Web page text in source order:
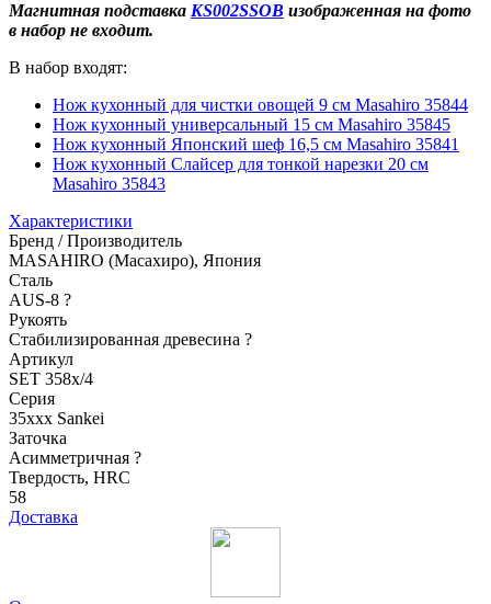
Магнитная подставка KS002SSOB изображенная на фото
в набор не входит.
В набор входят:
Нож кухонный для чистки овощей 9 см Masahiro 35844
Нож кухонный универсальный 15 см Masahiro 35845
Нож кухонный Японский шеф 16,5 см Masahiro 35841
Нож кухонный Слайсер для тонкой нарезки 20 см
Masahiro 35843
Характеристики
Бренд / Производитель
MASAHIRO (Масахиро), Япония
Сталь
AUS-8 ?
Рукоять
Стабилизированная древесина ?
Артикул
SET 358х/4
Серия
35xxx Sankei
Заточка
Асимметричная ?
Твердость, HRC
58
Доставка